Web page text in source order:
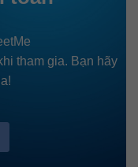
tham gia. Bạn hãy